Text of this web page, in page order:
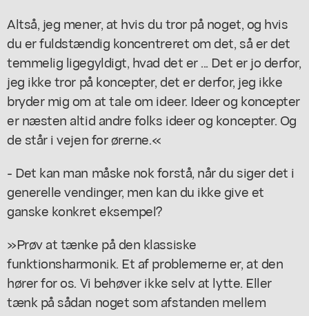
Altså, jeg mener, at hvis du tror på noget, og hvis
du er fuldstændig koncentreret om det, så er det
temmelig ligegyldigt, hvad det er ... Det er jo derfor,
jeg ikke tror på koncepter, det er derfor, jeg ikke
bryder mig om at tale om ideer. Ideer og koncepter
er næsten altid andre folks ideer og koncepter. Og
de står i vejen for ørerne.«
- Det kan man måske nok forstå, når du siger det i
generelle vendinger, men kan du ikke give et
ganske konkret eksempel?
»Prøv at tænke på den klassiske
funktionsharmonik. Et af problemerne er, at den
hører for os. Vi behøver ikke selv at lytte. Eller
tænk på sådan noget som afstanden mellem